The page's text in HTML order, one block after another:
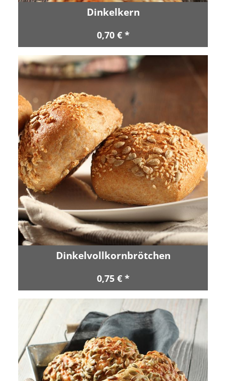
Dinkelkern
0,70 € *
Dinkelvollkornbrötchen
0,75 € *